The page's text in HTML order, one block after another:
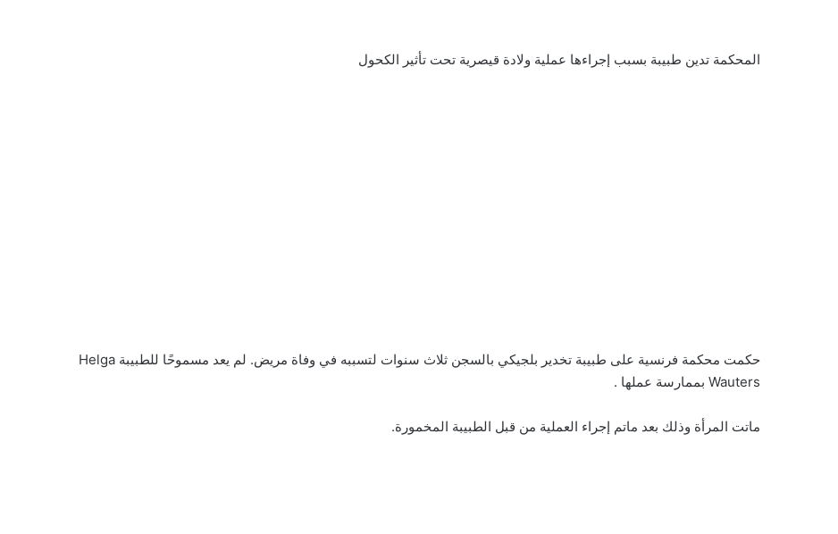
المحكمة تدين طبيبة بسبب إجراءها عملية ولادة قيصرية تحت تأثير الكحول
حكمت محكمة فرنسية على طبيبة تخدير بلجيكي بالسجن ثلاث سنوات لتسببه في وفاة مريض. لم يعد مسموحًا للطبيبة Helga
Wauters بممارسة عملها .
ماتت المرأة وذلك بعد ماتم إجراء العملية من قبل الطبيبة المخمورة.